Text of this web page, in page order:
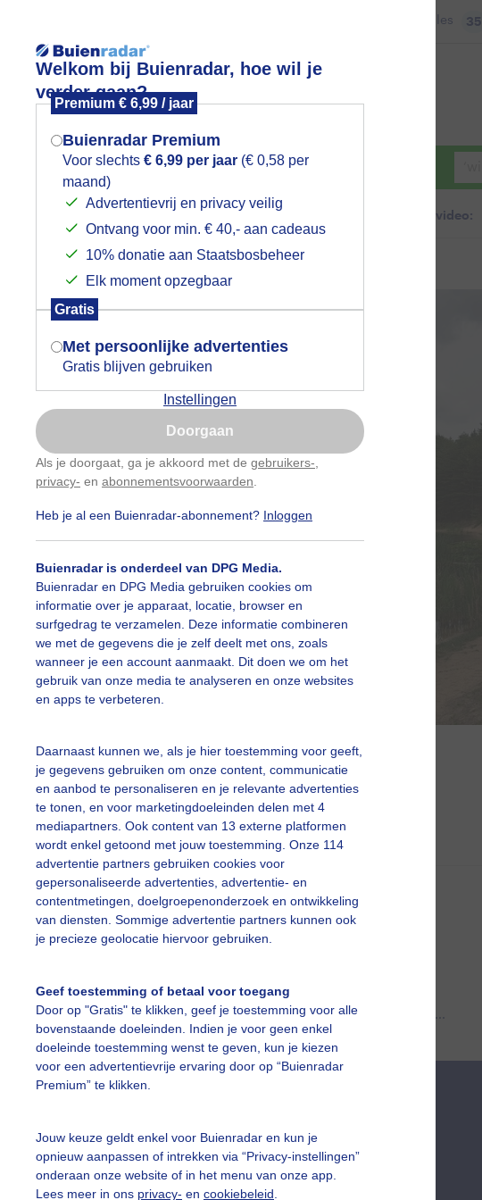
Welkom bij Buienradar, hoe wil je
verder gaan?
Premium € 6,99 / jaar
Buienradar Premium
Voor slechts € 6,99 per jaar (€ 0,58 per
maand)
Advertentievrij en privacy veilig
Ontvang voor min. € 40,- aan cadeaus
10% donatie aan Staatsbosbeheer
Elk moment opzegbaar
Gratis
Met persoonlijke advertenties
Gratis blijven gebruiken
Instellingen
Doorgaan
Als je doorgaat, ga je akkoord met de gebruikers-
privacy- en abonnementsvoorwaarden
Heb je al een Buienradar-abonnement? Inloggen
Buienradar is onderdeel van DPG Media.
Buienradar en DPG Media gebruiken cookies om
informatie over je apparaat, locatie, browser en
surfgedrag te verzamelen. Deze informatie combineren
we met de gegevens die je zelf deelt met ons, zoals
wanneer je een account aanmaakt. Dit doen we om het
gebruik van onze media te analyseren en onze websites
en apps te verbeteren.
Daarnaast kunnen we, als je hier toestemming voor geeft,
je gegevens gebruiken om onze content, communicatie
en aanbod te personaliseren en je relevante advertenties
te tonen, en voor marketingdoeleinden delen met 4
mediapartners. Ook content van 13 externe platformen
wordt enkel getoond met jouw toestemming. Onze 114
advertentie partners gebruiken cookies voor
gepersonaliseerde advertenties, advertentie- en
contentmetingen, doelgroepenonderzoek en ontwikkeling
van diensten. Sommige advertentie partners kunnen ook
je precieze geolocatie hiervoor gebruiken.
Geef toestemming of betaal voor toegang
Door op "Gratis" te klikken, geef je toestemming voor alle
bovenstaande doeleinden. Indien je voor geen enkel
doeleinde toestemming wenst te geven, kun je kiezen
voor een advertentievrije ervaring door op “Buienradar
Premium” te klikken.
Jouw keuze geldt enkel voor Buienradar en kun je
opnieuw aanpassen of intrekken via “Privacy-instellingen”
onderaan onze website of in het menu van onze app.
Lees meer in ons privacy- en cookiebeleid
Files 35
Foto en video Weerzine
Zoeken in foto & video:
bij de Ooster Plas
Yvonne Raphael Gemaakt: 06-06-2026, 71x bekeken
Natuur Wolken
slideshow
Een moment geduld aub...
vragen
De Bilt
Mogen we je locatie gebruiken voor
het weer?
Indien je hier nog geen akkoord op hebt
gegeven, verschijnt er zo een pop-up uit
je browser waarin deze toestemming
gevraagd wordt.
Is goed, toon de popup
Nu niet, misschien later
Gebruik je Safari en wil je niet elke dag deze pop-up
Klikhierom dit aan te passen